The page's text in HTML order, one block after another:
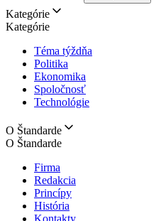
Kategórie
Kategórie
Téma týždňa
Politika
Ekonomika
Spoločnosť
Technológie
O Štandarde
O Štandarde
Firma
Redakcia
Princípy
História
Kontakty